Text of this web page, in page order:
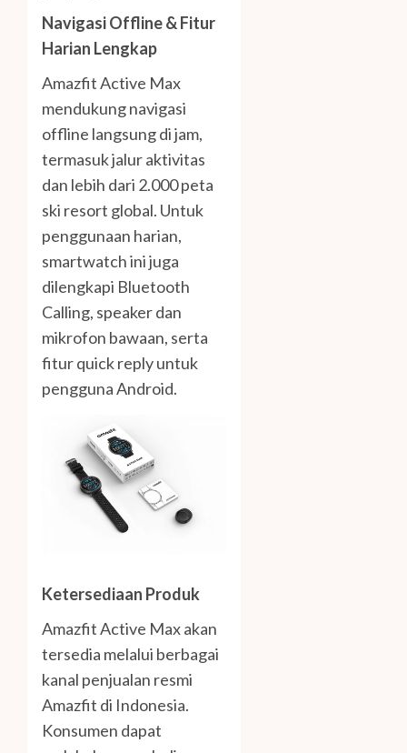
Navigasi Offline & Fitur
Harian Lengkap
Amazfit Active Max
mendukung navigasi
offline langsung di jam,
termasuk jalur aktivitas
dan lebih dari 2.000 peta
ski resort global. Untuk
penggunaan harian,
smartwatch ini juga
dilengkapi Bluetooth
Calling, speaker dan
mikrofon bawaan, serta
fitur quick reply untuk
pengguna Android.
Ketersediaan Produk
Amazfit Active Max akan
tersedia melalui berbagai
kanal penjualan resmi
Amazfit di Indonesia.
Konsumen dapat